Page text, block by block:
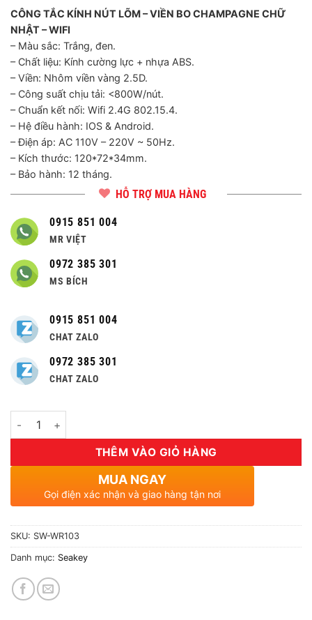
CÔNG TẮC KÍNH NÚT LÕM – VIỀN BO CHAMPAGNE CHỮ
NHẬT – WIFI
– Màu sắc: Trắng, đen.
– Chất liệu: Kính cường lực + nhựa ABS.
– Viền: Nhôm viền vàng 2.5D.
– Công suất chịu tải: <800W/nút.
– Chuẩn kết nối: Wifi 2.4G 802.15.4.
– Hệ điều hành: IOS & Android.
– Điện áp: AC 110V – 220V ~ 50Hz.
– Kích thước: 120*72*34mm.
– Bảo hành: 12 tháng.
HỖ TRỢ MUA HÀNG
0915 851 004
MR VIỆT
0972 385 301
MS BÍCH
0915 851 004
CHAT ZALO
0972 385 301
CHAT ZALO
Số lượng
THÊM VÀO GIỎ HÀNG
MUA NGAY
Gọi điện xác nhận và giao hàng tận nơi
SKU: SW-WR103
Danh mục: Seakey